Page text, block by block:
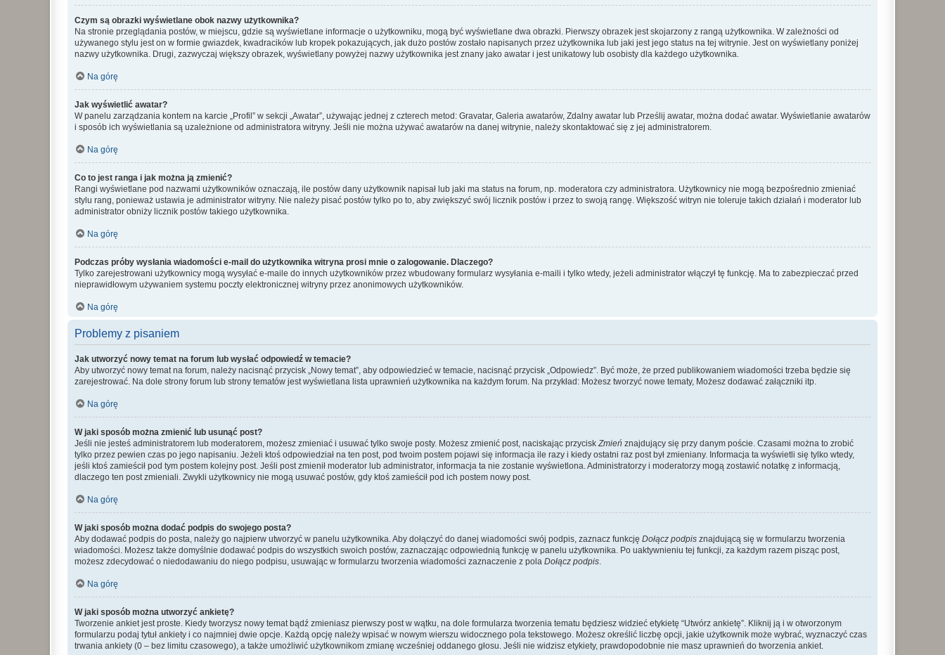
Czym są obrazki wyświetlane obok nazwy użytkownika?
Na stronie przeglądania postów, w miejscu, gdzie są wyświetlane informacje o użytkowniku, mogą być wyświetlane dwa obrazki. Pierwszy obrazek jest skojarzony z rangą użytkownika. W zależności od
używanego stylu jest on w formie gwiazdek, kwadracików lub kropek pokazujących, jak dużo postów zostało napisanych przez użytkownika lub jaki jest jego status na tej witrynie. Jest on wyświetlany poniżej
nazwy użytkownika. Drugi, zazwyczaj większy obrazek, wyświetlany powyżej nazwy użytkownika jest znany jako awatar i jest unikatowy lub osobisty dla każdego użytkownika.
Na górę
Jak wyświetlić awatar?
W panelu zarządzania kontem na karcie „Profil” w sekcji „Awatar”, używając jednej z czterech metod: Gravatar, Galeria awatarów, Zdalny awatar lub Prześlij awatar, można dodać awatar. Wyświetlanie awatarów
i sposób ich wyświetlania są uzależnione od administratora witryny. Jeśli nie można używać awatarów na danej witrynie, należy skontaktować się z jej administratorem.
Na górę
Co to jest ranga i jak można ją zmienić?
Rangi wyświetlane pod nazwami użytkowników oznaczają, ile postów dany użytkownik napisał lub jaki ma status na forum, np. moderatora czy administratora. Użytkownicy nie mogą bezpośrednio zmieniać
stylu rang, ponieważ ustawia je administrator witryny. Nie należy pisać postów tylko po to, aby zwiększyć swój licznik postów i przez to swoją rangę. Większość witryn nie toleruje takich działań i moderator lub
administrator obniży licznik postów takiego użytkownika.
Na górę
Podczas próby wysłania wiadomości e-mail do użytkownika witryna prosi mnie o zalogowanie. Dlaczego?
Tylko zarejestrowani użytkownicy mogą wysyłać e-maile do innych użytkowników przez wbudowany formularz wysyłania e-maili i tylko wtedy, jeżeli administrator włączył tę funkcję. Ma to zabezpieczać przed
nieprawidłowym używaniem systemu poczty elektronicznej witryny przez anonimowych użytkowników.
Na górę
Problemy z pisaniem
Jak utworzyć nowy temat na forum lub wysłać odpowiedź w temacie?
Aby utworzyć nowy temat na forum, należy nacisnąć przycisk „Nowy temat”, aby odpowiedzieć w temacie, nacisnąć przycisk „Odpowiedz”. Być może, że przed publikowaniem wiadomości trzeba będzie się
zarejestrować. Na dole strony forum lub strony tematów jest wyświetlana lista uprawnień użytkownika na każdym forum. Na przykład: Możesz tworzyć nowe tematy, Możesz dodawać załączniki itp.
Na górę
W jaki sposób można zmienić lub usunąć post?
Jeśli nie jesteś administratorem lub moderatorem, możesz zmieniać i usuwać tylko swoje posty. Możesz zmienić post, naciskając przycisk Zmień znajdujący się przy danym poście. Czasami można to zrobić
tylko przez pewien czas po jego napisaniu. Jeżeli ktoś odpowiedział na ten post, pod twoim postem pojawi się informacja ile razy i kiedy ostatni raz post był zmieniany. Informacja ta wyświetli się tylko wtedy,
jeśli ktoś zamieścił pod tym postem kolejny post. Jeśli post zmienił moderator lub administrator, informacja ta nie zostanie wyświetlona. Administratorzy i moderatorzy mogą zostawić notatkę z informacją,
dlaczego ten post zmieniali. Zwykli użytkownicy nie mogą usuwać postów, gdy ktoś zamieścił pod ich postem nowy post.
Na górę
W jaki sposób można dodać podpis do swojego posta?
Aby dodawać podpis do posta, należy go najpierw utworzyć w panelu użytkownika. Aby dołączyć do danej wiadomości swój podpis, zaznacz funkcję Dołącz podpis znajdującą się w formularzu tworzenia
wiadomości. Możesz także domyślnie dodawać podpis do wszystkich swoich postów, zaznaczając odpowiednią funkcję w panelu użytkownika. Po uaktywnieniu tej funkcji, za każdym razem pisząc post,
możesz zdecydować o niedodawaniu do niego podpisu, usuwając w formularzu tworzenia wiadomości zaznaczenie z pola Dołącz podpis
Na górę
W jaki sposób można utworzyć ankietę?
Tworzenie ankiet jest proste. Kiedy tworzysz nowy temat bądź zmieniasz pierwszy post w wątku, na dole formularza tworzenia tematu będziesz widzieć etykietę “Utwórz ankietę”. Kliknij ją i w otworzonym
formularzu podaj tytuł ankiety i co najmniej dwie opcje. Każdą opcję należy wpisać w nowym wierszu widocznego pola tekstowego. Możesz określić liczbę opcji, jakie użytkownik może wybrać, wyznaczyć czas
trwania ankiety (0 – bez limitu czasowego), a także umożliwić użytkownikom zmianę wcześniej oddanego głosu. Jeśli nie widzisz etykiety, prawdopodobnie nie masz uprawnień do tworzenia ankiet.